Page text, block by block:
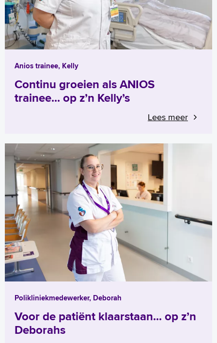
Anios trainee, Kelly
Continu groeien als ANIOS
trainee... op z’n Kelly’s
Lees meer
Polikliniekmedewerker, Deborah
Voor de patiënt klaarstaan... op z’n
Deborahs